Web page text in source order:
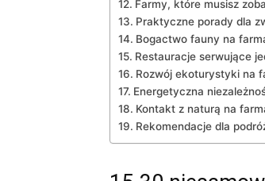
Farmy, które musisz​
Praktyczne porady ⁢dla
Bogactwo fauny na
Restauracje serwujące
Rozwój ekoturystyki⁣ na
Energetyczna
Kontakt z naturą na⁢
Rekomendacje ‍dla